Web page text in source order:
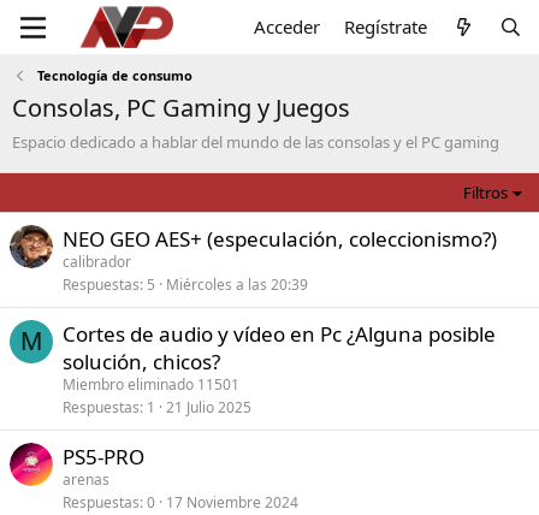
Acceder Regístrate
Tecnología de consumo
Consolas, PC Gaming y Juegos
Espacio dedicado a hablar del mundo de las consolas y el PC gaming
Filtros
NEO GEO AES+ (especulación, coleccionismo?)
calibrador
Respuestas 5 Miércoles a las 20:39
M
Cortes de audio y vídeo en Pc ¿Alguna posible
solución, chicos?
Miembro eliminado 11501
Respuestas 1 21 Julio 2025
PS5-PRO
arenas
Respuestas 0 17 Noviembre 2024